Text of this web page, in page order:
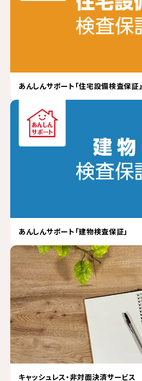
あんしんサポート「住宅設備検査保証」
あんしんサポート「建物検査保証」
キャッシュレス・非対面決済サービス